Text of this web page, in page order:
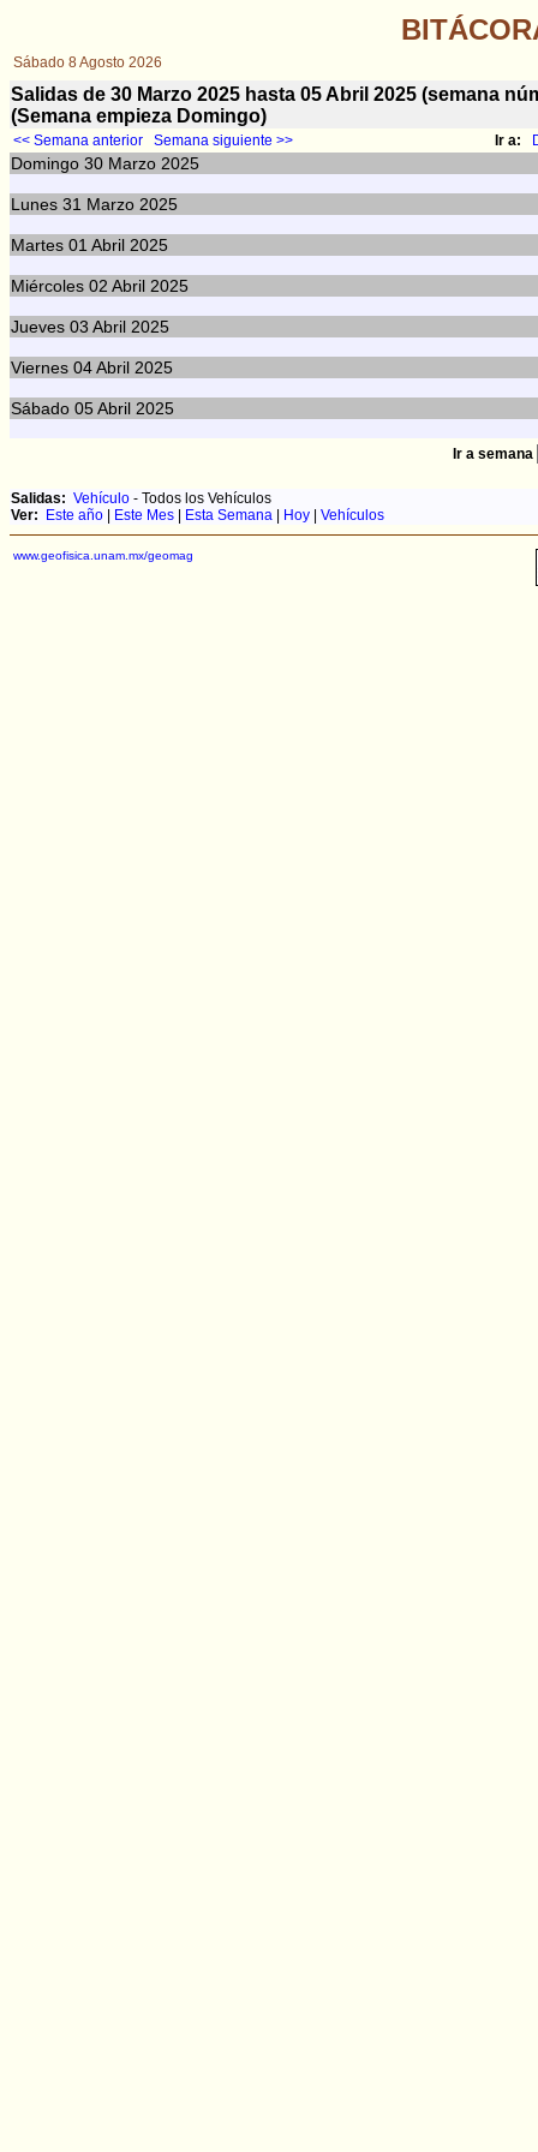
Sábado 8 Agosto 2026
Salidas de 30 Marzo 2025 hasta 05 Abril 2025 (semana
(Semana empieza Domingo)
<< Semana anterior Semana siguiente >> Ir a:
Domingo 30 Marzo 2025
Lunes 31 Marzo 2025
Martes 01 Abril 2025
Miércoles 02 Abril 2025
Jueves 03 Abril 2025
Viernes 04Abril 2025
Sábado 05Abril 2025
Ir a semana
Salidas: Vehículo - Todos los Vehículos
Ver:
Este año Este Mes Esta Semana Hoy Vehículos
www.geofisica.unam.mx/geomag